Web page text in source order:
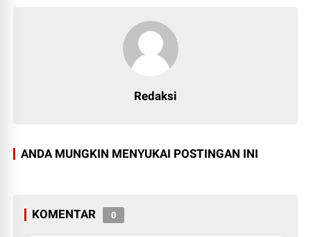
Redaksi
ANDA MUNGKIN MENYUKAI POSTINGAN INI
KOMENTAR 0